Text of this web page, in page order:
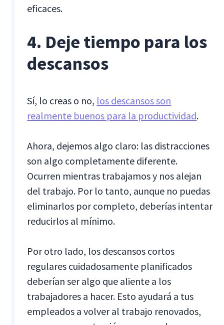
eficaces.
4. Deje tiempo para los
descansos
Sí, lo creas o no, los descansos son
realmente buenos para la productividad.
Ahora, dejemos algo claro: las distracciones
son algo completamente diferente.
Ocurren mientras trabajamos y nos alejan
del trabajo. Por lo tanto, aunque no puedas
eliminarlos por completo, deberías intentar
reducirlos al mínimo.
Por otro lado, los descansos cortos
regulares cuidadosamente planificados
deberían ser algo que aliente a los
trabajadores a hacer. Esto ayudará a tus
empleados a volver al trabajo renovados,